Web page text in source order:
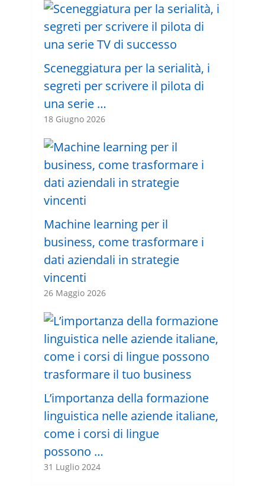
Sceneggiatura per la serialità, i
segreti per scrivere il pilota di
una serie …
18 Giugno 2026
Machine learning per il
business, come trasformare i
dati aziendali in strategie
vincenti
26 Maggio 2026
L’importanza della formazione
linguistica nelle aziende italiane,
come i corsi di lingue
possono …
31 Luglio 2024